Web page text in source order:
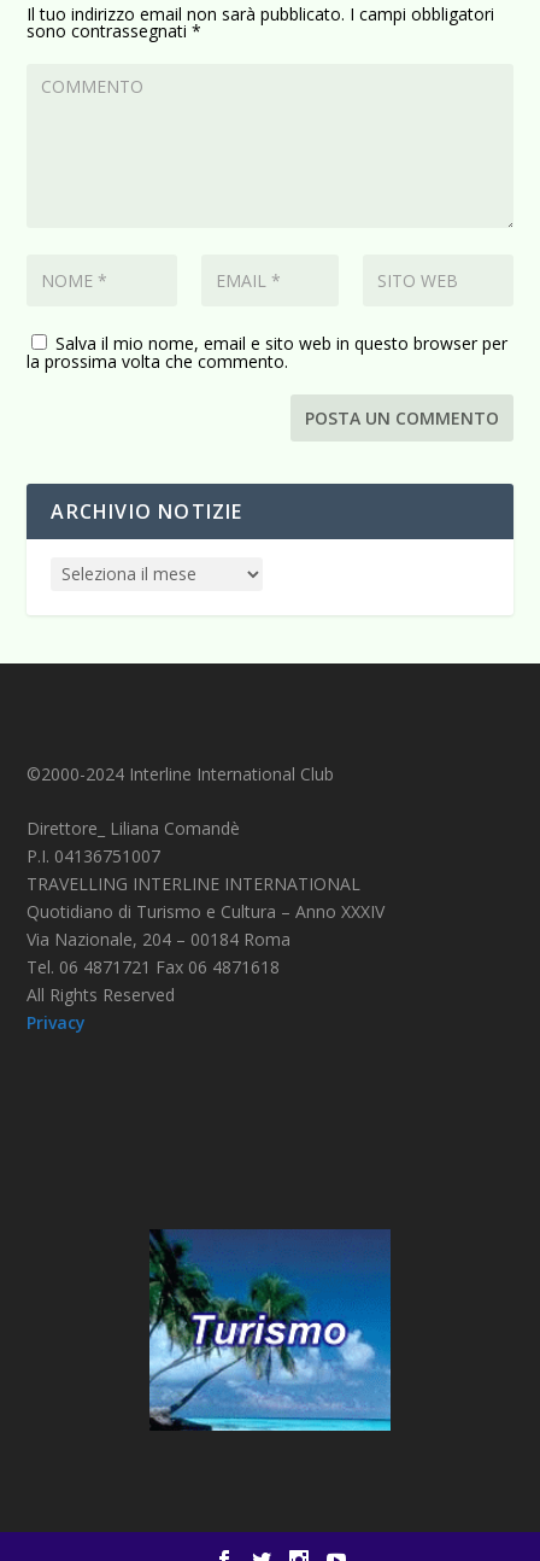
Il tuo indirizzo email non sarà pubblicato. I campi obbligatori
sono contrassegnati*
Salva il mio nome, email e sito web in questo browser per
la prossima volta che commento.
ARCHIVIO NOTIZIE
©2000-2024 Interline International Club
Direttore_ Liliana Comandè
P.I. 04136751007
TRAVELLING INTERLINE INTERNATIONAL
Quotidiano di Turismo e Cultura – Anno XXXIV
Via Nazionale, 204 – 00184 Roma
Tel. 06 4871721 Fax 06 4871618
All Rights Reserved
Privacy